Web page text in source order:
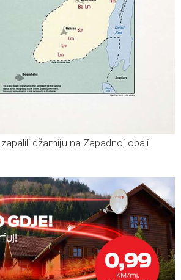
džamiju na Zapadnoj obali